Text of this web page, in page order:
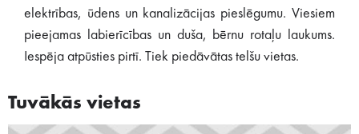
elektrības, ūdens un kanalizācijas pieslēgumu. Viesiem
pieejamas labierīcības un duša, bērnu rotaļu laukums.
Iespēja atpūsties pirtī. Tiek piedāvātas telšu vietas.
Tuvākās vietas